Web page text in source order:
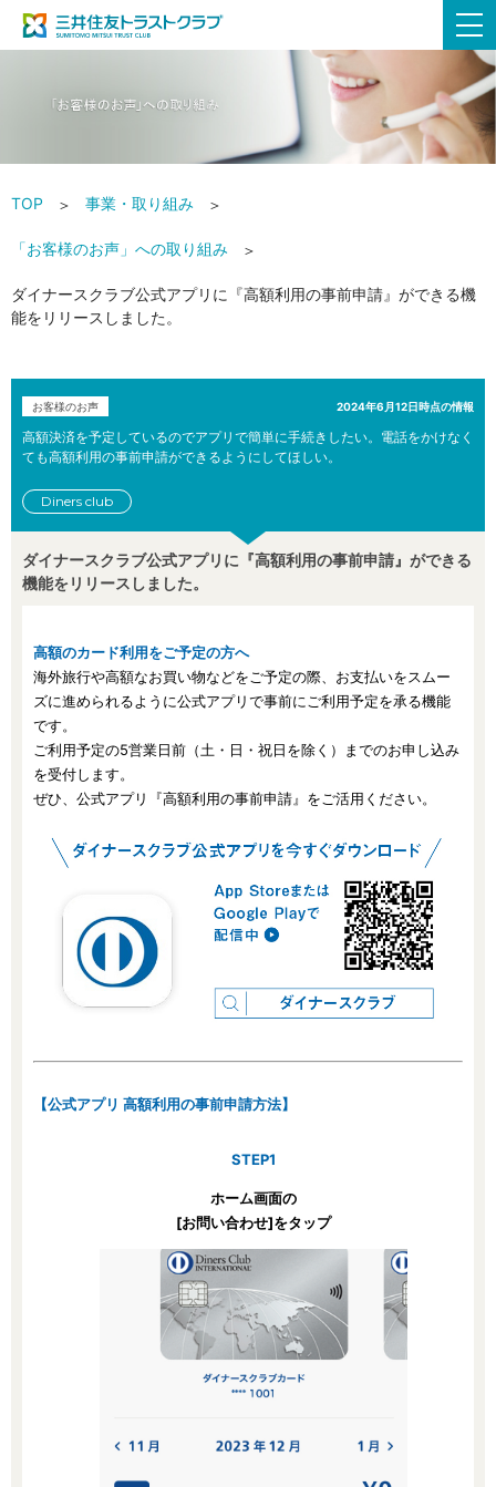
TOP 事業・取り組み
「お客様のお声」への取り組み
ダイナースクラブ公式アプリに『高額利用の事前申請』ができる機
能をリリースしました。
お客様のお声 2024年6月12日時点の情報
高額決済を予定しているのでアプリで簡単に手続きしたい。電話をかけなく
ても高額利用の事前申請ができるようにしてほしい。
Diners club
ダイナースクラブ公式アプリに『高額利用の事前申請』ができる
機能をリリースしました。
高額のカード利用をご予定の方へ
海外旅行や高額なお買い物などをご予定の際、お支払いをスムー
ズに進められるように公式アプリで事前にご利用予定を承る機能
です。
ご利用予定の5営業日前（土・日・祝日を除く）までのお申し込み
を受付します。
ぜひ、公式アプリ『高額利用の事前申請』をご活用ください。
【公式アプリ 高額利用の事前申請方法】
STEP1
ホーム画面の
[お問い合わせ]をタップ